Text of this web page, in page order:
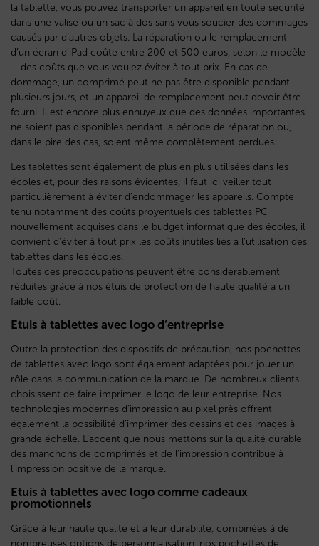
la tablette, vous pouvez transporter un appareil en toute sécurité
dans une valise ou un sac à dos sans vous soucier des dommages
causés par d’autres objets. La réparation ou le remplacement
d’un écran d’iPad coûte entre 200 et 500 euros, selon le modèle
– des coûts que vous voulez éviter à tout prix. En cas de
dommage, un comprimé peut ne pas être disponible pendant
plusieurs jours, et un appareil de remplacement peut devoir être
fourni. Il est encore plus ennuyeux que des données importantes
ne soient pas disponibles pendant la période de réparation ou,
dans le pire des cas, soient même complètement perdues.
Les tablettes sont également de plus en plus utilisées dans les
écoles et, pour des raisons évidentes, il faut ici veiller tout
particulièrement à éviter d’endommager les appareils. Compte
tenu notamment des coûts proyentuels des tablettes PC
nouvellement acquises dans le budget informatique des écoles, il
convient d’éviter à tout prix les coûts inutiles liés à l’utilisation des
tablettes dans les écoles.
Toutes ces préoccupations peuvent être considérablement
réduites grâce à nos étuis de protection de haute qualité à un
faible coût.
Etuis à tablettes avec logo d’entreprise
Outre la protection des dispositifs de précaution, nos pochettes
de tablettes avec logo sont également adaptées pour jouer un
rôle dans la communication de la marque. De nombreux clients
choisissent de faire imprimer le logo de leur entreprise. Nos
technologies modernes d’impression au pixel près offrent
également la possibilité d’imprimer des dessins et des images à
grande échelle. L’accent que nous mettons sur la qualité durable
des manchons de comprimés et de l’impression contribue à
l’impression positive de la marque.
Etuis à tablettes avec logo comme cadeaux
promotionnels
Grâce à leur haute qualité et à leur durabilité, combinées à de
nombreuses options de personnalisation, nos pochettes de